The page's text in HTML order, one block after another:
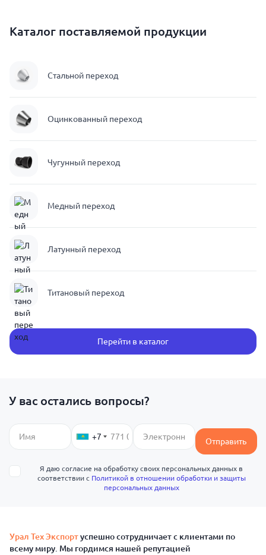
Каталог поставляемой продукции
Стальной переход
Оцинкованный переход
Чугунный переход
Медный переход
Латунный переход
Титановый переход
Перейти в каталог
У вас остались вопросы?
+7 Отправить
Я даю согласие на обработку своих персональных данных в
соответствии с Политикой в отношении обработки и защиты
персональных данных
Урал Тех Экспортуспешно сотрудничает с клиентами по
всему миру. Мы гордимся нашей репутацией